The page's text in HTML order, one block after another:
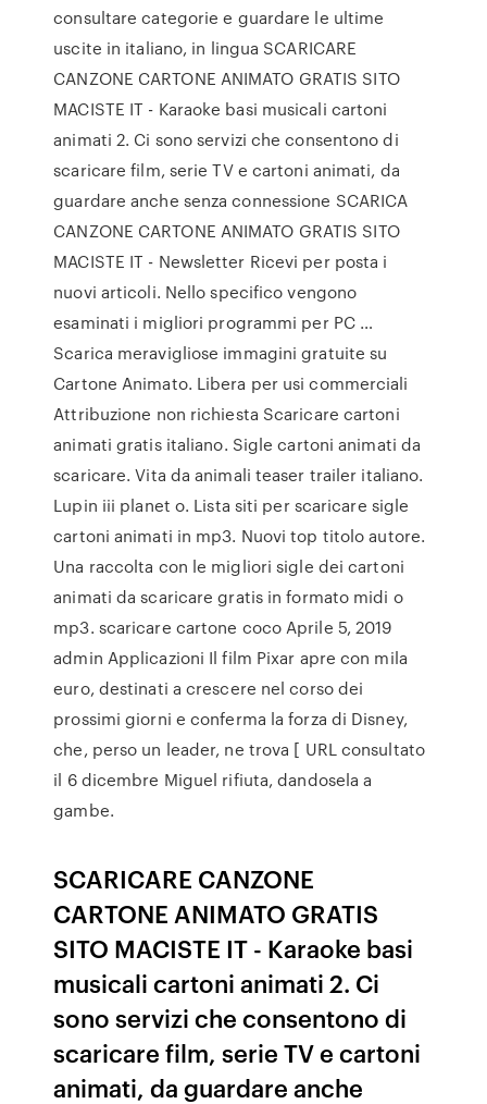
consultare categorie e guardare le ultime
uscite in italiano, in lingua SCARICARE
CANZONE CARTONE ANIMATO GRATIS SITO
MACISTE IT - Karaoke basi musicali cartoni
animati 2. Ci sono servizi che consentono di
scaricare film, serie TV e cartoni animati, da
guardare anche senza connessione SCARICA
CANZONE CARTONE ANIMATO GRATIS SITO
MACISTE IT - Newsletter Ricevi per posta i
nuovi articoli. Nello specifico vengono
esaminati i migliori programmi per PC …
Scarica meravigliose immagini gratuite su
Cartone Animato. Libera per usi commerciali
Attribuzione non richiesta Scaricare cartoni
animati gratis italiano. Sigle cartoni animati da
scaricare. Vita da animali teaser trailer italiano.
Lupin iii planet o. Lista siti per scaricare sigle
cartoni animati in mp3. Nuovi top titolo autore.
Una raccolta con le migliori sigle dei cartoni
animati da scaricare gratis in formato midi o
mp3. scaricare cartone coco Aprile 5, 2019
admin Applicazioni Il film Pixar apre con mila
euro, destinati a crescere nel corso dei
prossimi giorni e conferma la forza di Disney,
che, perso un leader, ne trova [ URL consultato
il 6 dicembre Miguel rifiuta, dandosela a
gambe.
SCARICARE CANZONE
CARTONE ANIMATO GRATIS
SITO MACISTE IT - Karaoke basi
musicali cartoni animati 2. Ci
sono servizi che consentono di
scaricare film, serie TV e cartoni
animati, da guardare anche